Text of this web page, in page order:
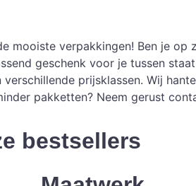
mooiste verpakkingen! Ben je op
geschenk voor je tussen
prijsklassen. Wij
pakketten? Neem gerust
bestsellers